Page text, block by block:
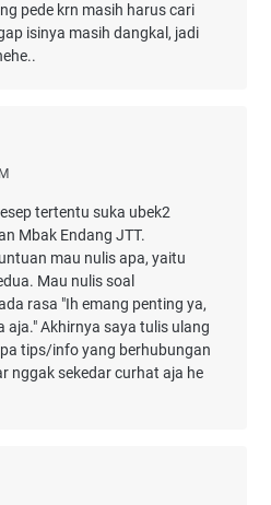
pede krn masih harus cari
isinya masih dangkal, jadi
tertentu suka ubek2
Mbak Endang JTT.
mau nulis apa, yaitu
Mau nulis soal
rasa "Ih emang penting ya,
aja." Akhirnya saya tulis ulang
tips/info yang berhubungan
nggak sekedar curhat aja he